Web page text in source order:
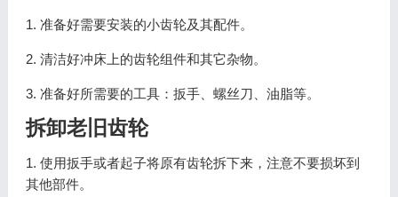
1. 准备好需要安装的小齿轮及其配件。
2. 清洁好冲床上的齿轮组件和其它杂物。
3. 准备好所需要的工具：扳手、螺丝刀、油脂等。
拆卸老旧齿轮
1. 使用扳手或者起子将原有齿轮拆下来，注意不要损坏到
其他部件。